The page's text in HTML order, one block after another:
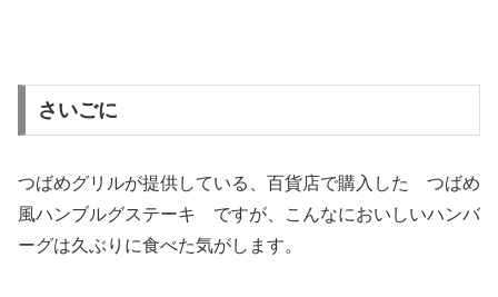
さいごに
つばめグリルが提供している、百貨店で購入した つばめ
風ハンブルグステーキ ですが、こんなにおいしいハンバ
ーグは久ぶりに食べた気がします。